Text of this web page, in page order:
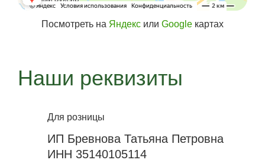
Посмотреть на Яндекс или Google картах
Наши реквизиты
Для розницы
ИП Бревнова Татьяна Петровна
ИНН 35140105114